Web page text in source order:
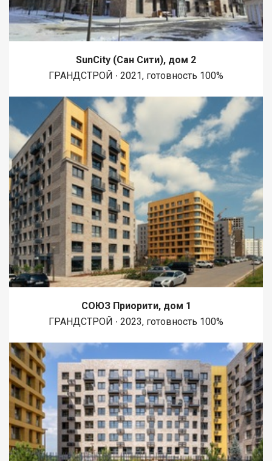
аптеки на любой случай. Сделка без юридических рисков:
Квартира без обременений и без долгов. Документы
полностью готовы, гарантируем быстрый и честный выход на
сделку. Приезжайте на просмотр, чтобы оценить квартиру
вживую. Звоните или пишите в чат, выберем удобное для вас
SunCity (Сан Сити), дом 2
ГРАНДСТРОЙ ∙ 2021, готовность 100%
СОЮЗ Приорити, дом 1
ГРАНДСТРОЙ ∙ 2023, готовность 100%